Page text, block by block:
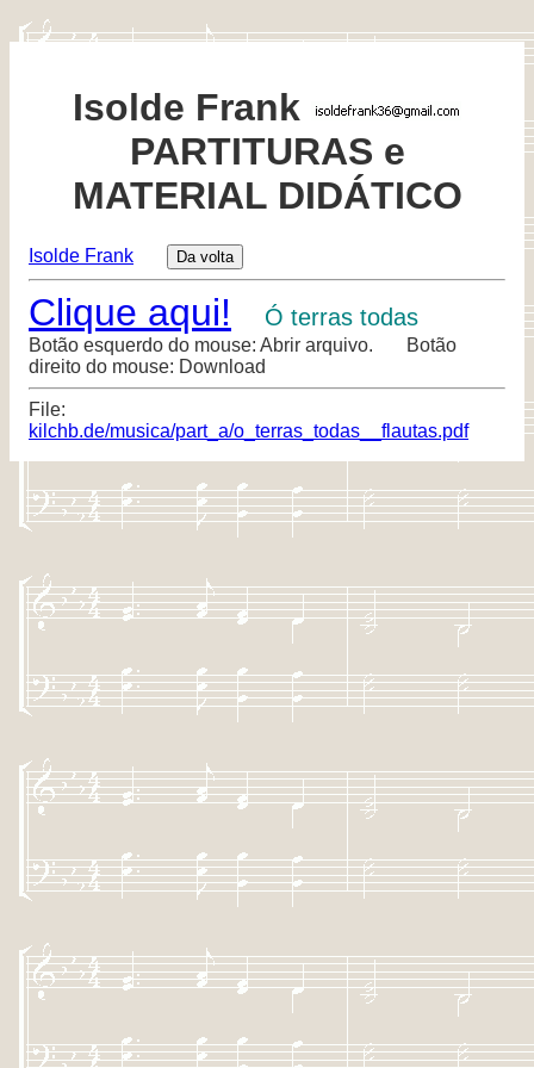
Isolde Frank
PARTITURAS e
MATERIAL DIDÁTICO
Isolde Frank
Clique aqui! Ó terras todas
Botão esquerdo do mouse: Abrir arquivo. Botão
direito do mouse: Download
File:
kilchb.de/musica/part_a/o_terras_todas__flautas.pdf